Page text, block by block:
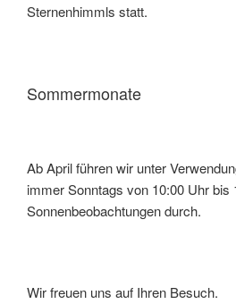
Sternenhimmls statt.
Sommermonate
Ab April führen wir unter
immer Sonntags von 10:00 Uhr bis
Sonnenbeobachtungen durch.
Wir freuen uns auf Ihren Besuch.